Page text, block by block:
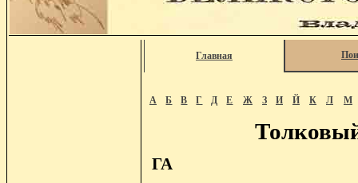
Главная
А Б В Г Д Е Ж З И Й К Л М
ГА